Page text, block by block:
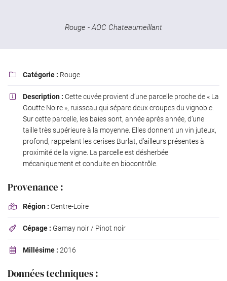
Rouge - AOC Chateaumeillant
 Catégorie : Rouge
 Description : Cette cuvée provient d’une parcelle proche de « La
Goutte Noire », ruisseau qui sépare deux croupes du vignoble.
Sur cette parcelle, les baies sont, année après année, d’une
taille très supérieure à la moyenne. Elles donnent un vin juteux,
profond, rappelant les cerises Burlat, d’ailleurs présentes à
proximité de la vigne. La parcelle est désherbée
mécaniquement et conduite en biocontrôle.
Provenance :
 Région : Centre-Loire
 Cépage : Gamay noir / Pinot noir
 Millésime : 2016
Données techniques :